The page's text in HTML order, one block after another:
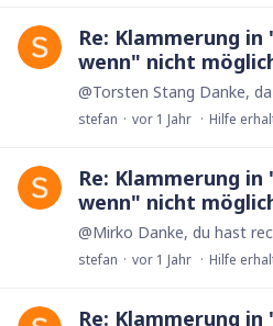
Re: Klammerung
wenn" nicht
stefan vor 1 Jahr Hilfe
Re: Klammerung
wenn" nicht
stefan vor 1 Jahr Hilfe
Re: Klammerung